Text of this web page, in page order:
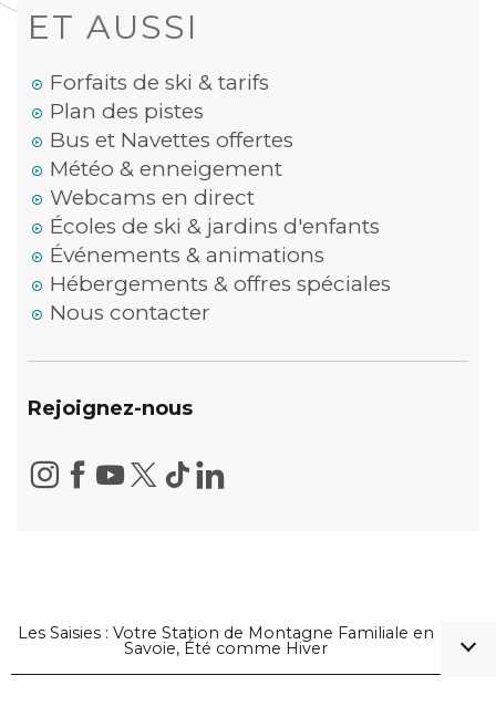
ET AUSSI
Forfaits de ski & tarifs
Plan des pistes
Bus et Navettes offertes
Météo & enneigement
Webcams en direct
Écoles de ski & jardins d'enfants
Événements & animations
Hébergements & offres spéciales
Nous contacter
Rejoignez-nous
Les Saisies : Votre Station de Montagne Familiale en
Savoie, Été comme Hiver